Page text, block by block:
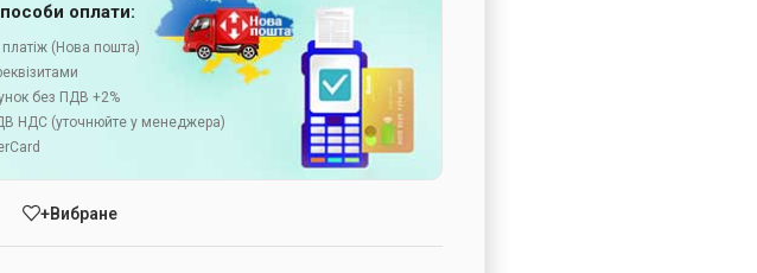
оплати:
(Нова пошта)
без ПДВ +2%
НДС (уточнюйте у менеджера)
+Вибране